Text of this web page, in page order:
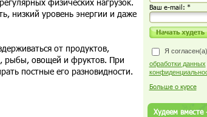
низкий уровень энергии и даже
от продуктов,
рыбы, овощей и фруктов. При
постные его разновидности.
Ваш е-mail: *
Я
обработки данных
Больше о курсе
Худеем